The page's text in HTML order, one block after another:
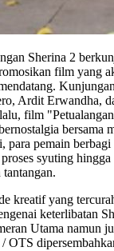
Sherina 2
film yang
Ardit Erwandha,
film
bersama
para pemain
syuting
kreatif yang
keterlibatan
Utama namun
OTS